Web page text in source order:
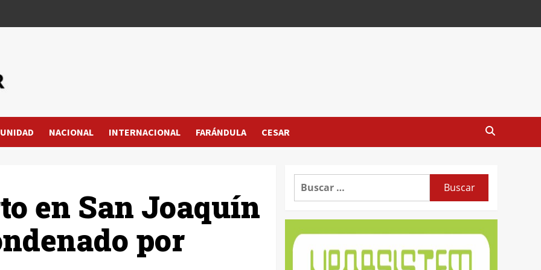
NACIONAL INTERNACIONAL FARÁNDULA CESAR
en San Joaquín
por
Buscar: